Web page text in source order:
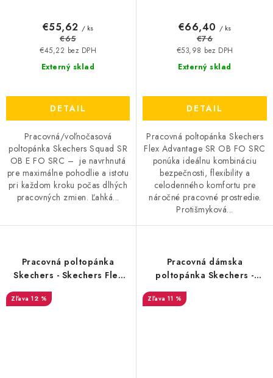
Externý sklad
€45,22 bez DPH
€55,62 / ks
€65
DETAIL
Pracovná/voľnočasová
poltopánka Skechers Squad SR
OB E FO SRC – je navrhnutá
pre maximálne pohodlie a istotu
pri každom kroku počas dlhých
pracovných zmien. Ľahká...
Externý sklad
€53,98 bez DPH
€66,40 / ks
€76
DETAIL
Pracovná poltopánka Skechers
Flex Advantage SR OB FO SRC
ponúka ideálnu kombináciu
bezpečnosti, flexibility a
celodenného komfortu pre
náročné pracovné prostredie.
Protišmyková...
Pracovná poltopánka
Skechers - Skechers Flex
Advantage SR - 20812
12 %
Pracovná dámska
poltopánka Skechers -
Skechers Slipper Sure
Track - 20801
11 %